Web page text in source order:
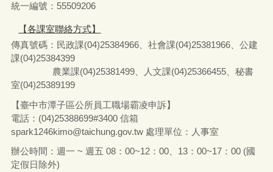
統一編號：55509206
【各課室聯絡方式】
傳真號碼：民政課(04)25384966、社會課(04)25381966、公建
課(04)25384399
農業課(04)25381499、人文課(04)25366455、秘書
室(04)25389199
【臺中市潭子區公所員工職場霸凌申訴】
電話：(04)25388699#3400 信箱
spark1246kimo@taichung.gov.tw 處理單位：人事室
辦公時間：週一 ~ 週五 08：00~12：00、13：00~17：00 (國
定假日除外)